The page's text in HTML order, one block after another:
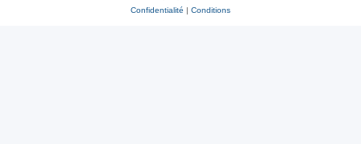
Confidentialité | Conditions